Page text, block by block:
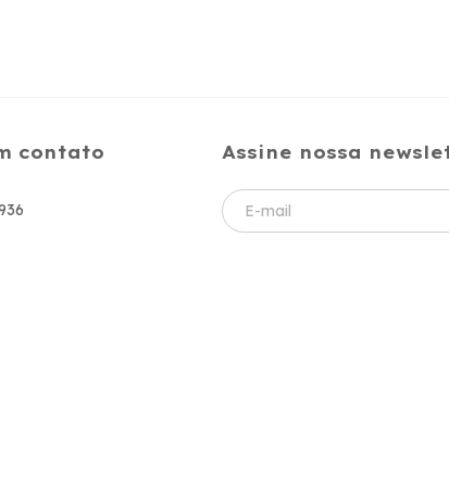
contato Assine nossa